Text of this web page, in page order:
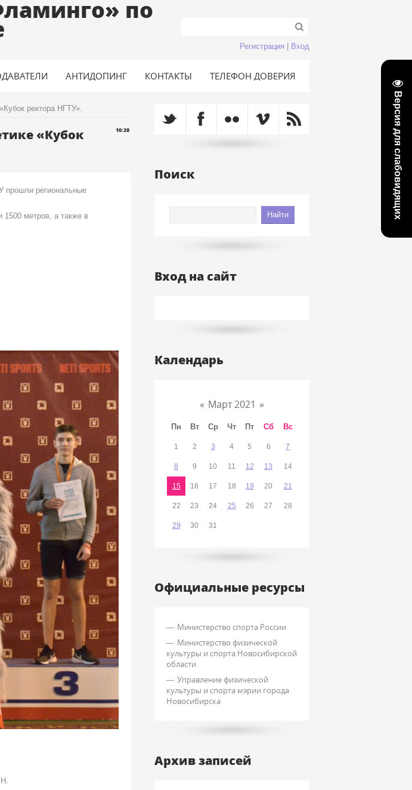
Версия для слабовидящих
по
Регистрация Вход
АНТИДОПИНГ КОНТАКТЫ ТЕЛЕФОН ДОВЕРИЯ
ректора НГТУ».
10:28
«Кубок
прошли региональные
1500 метров, а также в
Поиск
Вход на сайт
Календарь
« Март 2021 »
Пн Вт Ср Чт Пт Сб Вс
1 2 3 4 5 6 7
8 9 10 11 12 13 14
15 16 17 18 19 20 21
22 23 24 25 26 27 28
29 30 31
Официальные ресурсы
Министерство спорта России
Министерство физической
культуры и спорта Новосибирской
области
Управление физической
культуры и спорта мэрии города
Новосибирска
Архив записей